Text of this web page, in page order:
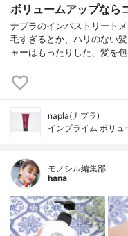
ボリュームアップなら
ナプラのインバストリート
毛すぎるとか、ハリのない
ャーはもったりした、髪を
napla(ナプラ)
インプライム ボリュ
モノシル編集部
hana